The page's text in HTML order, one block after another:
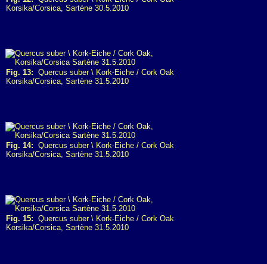
Korsika/Corsica, Sartène 30.5.2010
Fig. 13: Quercus suber \ Kork-Eiche / Cork Oak
Korsika/Corsica, Sartène 31.5.2010
Fig. 14: Quercus suber \ Kork-Eiche / Cork Oak
Korsika/Corsica, Sartène 31.5.2010
Fig. 15: Quercus suber \ Kork-Eiche / Cork Oak
Korsika/Corsica, Sartène 31.5.2010